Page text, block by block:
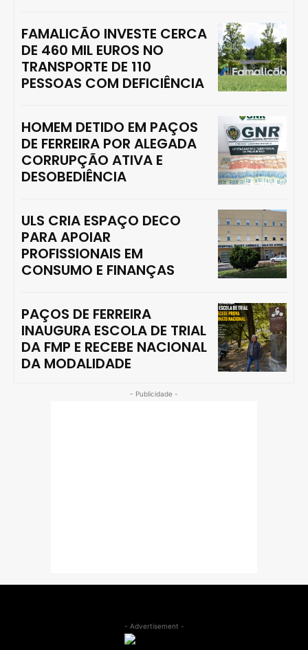
FAMALICÃO INVESTE CERCA
DE 460 MIL EUROS NO
TRANSPORTE DE 110
PESSOAS COM DEFICIÊNCIA
HOMEM DETIDO EM PAÇOS
DE FERREIRA POR ALEGADA
CORRUPÇÃO ATIVA E
DESOBEDIÊNCIA
ULS CRIA ESPAÇO DECO
PARA APOIAR
PROFISSIONAIS EM
CONSUMO E FINANÇAS
PAÇOS DE FERREIRA
INAUGURA ESCOLA DE TRIAL
DA FMP E RECEBE NACIONAL
DA MODALIDADE
- Publicidade -
- Advertisement -